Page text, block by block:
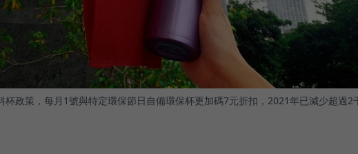
杯政策，每月1號與特定環保節日自備環保杯更加碼7元折扣，2021年已減少超過2